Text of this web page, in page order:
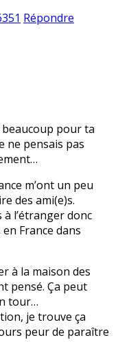
Répondre
beaucoup pour ta
ne pensais pas
m’ont un peu
des ami(e)s.
à l’étranger donc
France dans
à la maison des
pensé. Ça peut
tour…
je trouve ça
peur de paraître